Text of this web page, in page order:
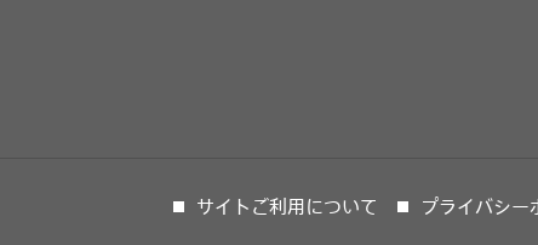
サイトご利用について プライバシー